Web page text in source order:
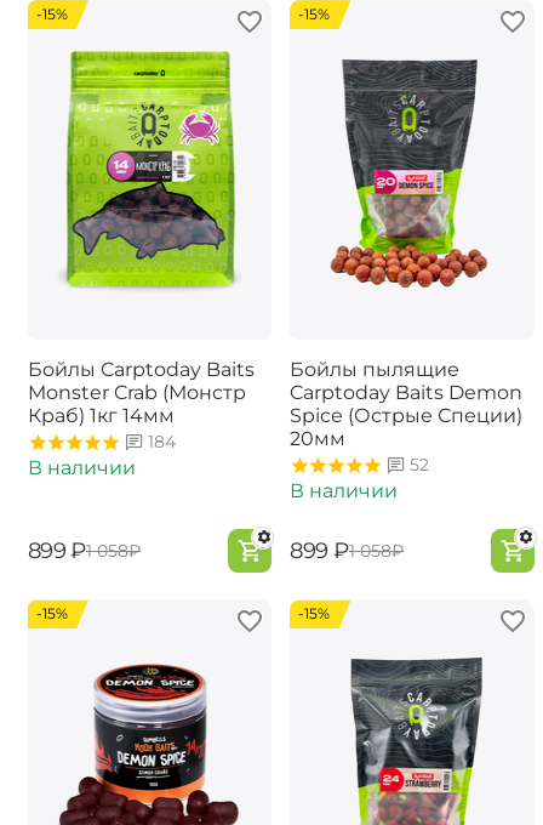
-15%
Бойлы Carptoday Baits
Monster Crab (Монстр
Краб) 1кг 14мм
184
В наличии
‍899‍ ₽‍1 058‍₽
-15%
Бойлы пылящие
Carptoday Baits Demon
Spice (Острые Специи)
20мм
52
В наличии
‍899‍ ₽‍1 058‍₽
-15% -15%